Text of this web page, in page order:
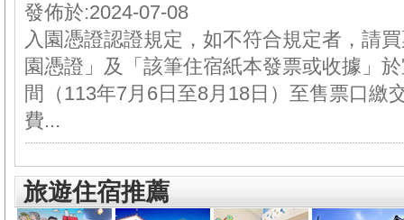
發佈於:2024-07-08
入園憑證認證規定，如不符合規定者，請
園憑證」及「該筆住宿紙本發票或收據」
間（113年7月6日至8月18日）至售票口繳
費...
旅遊住宿推薦